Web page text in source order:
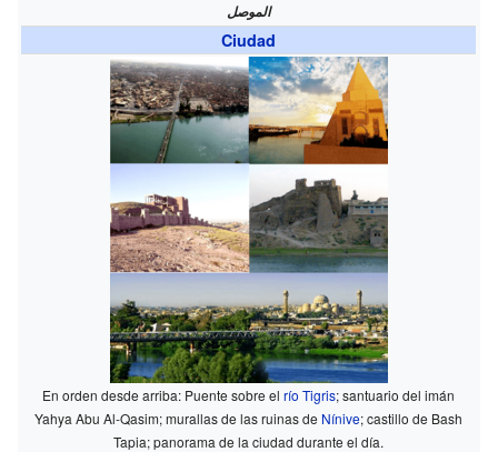
الموصل
Ciudad
En orden desde arriba: Puente sobre elrío Tigris; santuario del imán
Yahya Abu Al-Qasim; murallas de las ruinas de Nínive; castillo de Bash
Tapia; panorama de la ciudad durante el día.